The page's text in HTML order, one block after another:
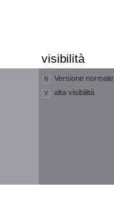
visibilità
N Versione normale
V alta visibilità